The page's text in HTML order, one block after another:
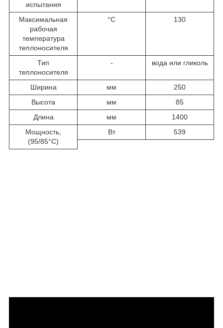
испытания
Максимальная
рабочая
температура
теплоносителя
°C 130
Тип
теплоносителя
- вода или гликоль
Ширина мм
250
Высота
мм
85
Длина
мм
1400
Мощность,
(95/85°С)
Вт 539